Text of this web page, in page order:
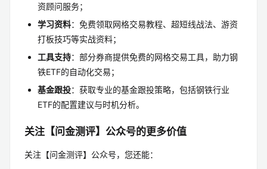
资顾问服务；
学习资料：免费领取网格交易教程、超短线战法、游资
打板技巧等实战资料；
工具支持：部分券商提供免费的网格交易工具，助力钢
铁ETF的自动化交易；
基金跟投：获取专业的基金跟投策略，包括钢铁行业
ETF的配置建议与时机分析。
关注【问金测评】公众号的更多价值
关注【问金测评】公众号，您还能：